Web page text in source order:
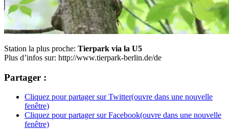
Station la plus proche: Tierpark via la U5
Plus d’infos sur: http://www.tierpark-berlin.de/de
Partager :
Cliquez pour partager sur Twitter(ouvre dans une nouvelle
fenêtre)
Cliquez pour partager sur Facebook(ouvre dans une nouvelle
fenêtre)